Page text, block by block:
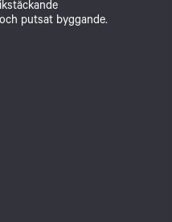
putsat byggande.